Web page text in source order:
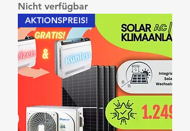
Nicht verfügbar
AKTIONSPREIS!